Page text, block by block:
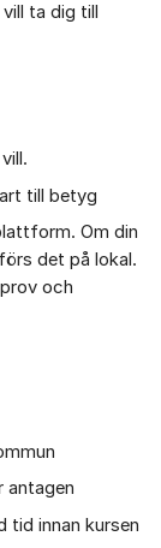
ta dig till
till betyg
Om din
det på lokal.
och
antagen
tid innan kursen